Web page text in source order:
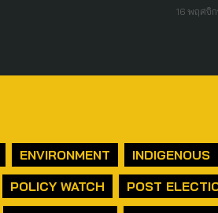
16 พฤศจิ
ENVIRONMENT INDIGENOUS
POLICY WATCH POST